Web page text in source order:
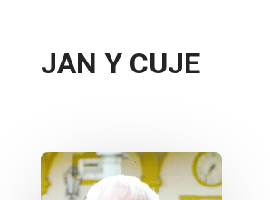
JAN Y CUJE